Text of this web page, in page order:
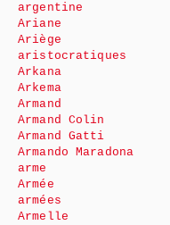
argentine
Ariane
Ariège
aristocratiques
Arkana
Arkema
Armand
Armand Colin
Armand Gatti
Armando Maradona
arme
Armée
armées
Armelle